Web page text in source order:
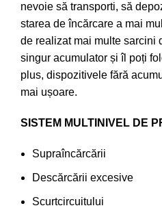
nevoie să transporti, să
starea de încărcare a mai
de realizat mai multe sarcini
singur acumulator și îl poți
plus, dispozitivele fără
mai ușoare.
SISTEM MULTINIVEL DE
Supraîncărcării
Descărcării excesive
Scurtcircuitului